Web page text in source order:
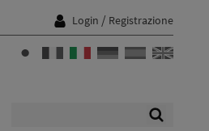
Login / Registrazione